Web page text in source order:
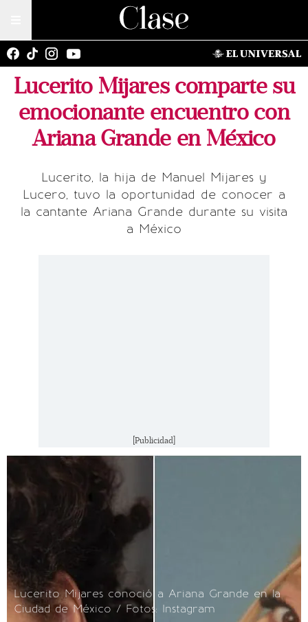
Lucerito Mijares comparte su
emocionante encuentro con
Ariana Grande en México
Lucerito, la hija de Manuel Mijares y
Lucero, tuvo la oportunidad de conocer a
la cantante Ariana Grande durante su visita
a México
[Publicidad]
Lucerito Mijares conoció a Ariana Grande en la
Ciudad de México / Fotos: Instagram